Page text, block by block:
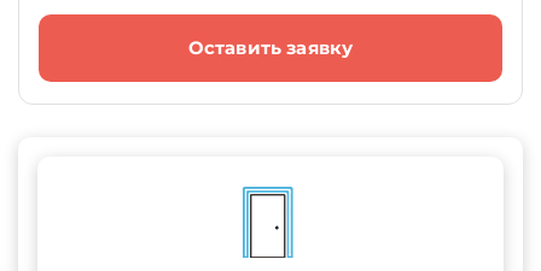
Оставить заявку